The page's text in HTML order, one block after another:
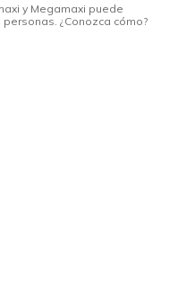
y Megamaxi puede
¿Conozca cómo?